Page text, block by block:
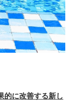
的に改善する新し